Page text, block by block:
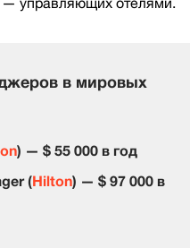
в мировых
) — $ 55 000 в год
(Hilton) — $ 97 000 в